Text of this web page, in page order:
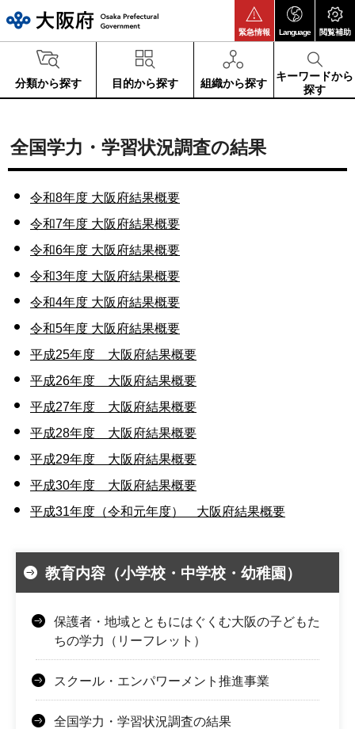
緊急情報 Language 閲覧補助
分類から探す 目的から探す 組織から探す
キーワードから
探す
全国学力・学習状況調査の結果
令和8年度 大阪府結果概要
令和7年度 大阪府結果概要
令和6年度 大阪府結果概要
令和3年度 大阪府結果概要
令和4年度 大阪府結果概要
令和5年度 大阪府結果概要
平成25年度 大阪府結果概要
平成26年度 大阪府結果概要
平成27年度 大阪府結果概要
平成28年度 大阪府結果概要
平成29年度 大阪府結果概要
平成30年度 大阪府結果概要
平成31年度（令和元年度） 大阪府結果概要
教育内容（小学校・中学校・幼稚園）
保護者・地域とともにはぐくむ大阪の子どもた
ちの学力（リーフレット）
スクール・エンパワーメント推進事業
全国学力・学習状況調査の結果